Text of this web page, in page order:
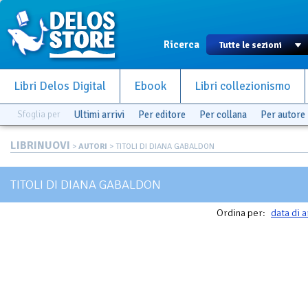
Ricerca
Libri Delos Digital Ebook Libri collezionismo
Sfoglia per Ultimi arrivi Per editore Per collana Per autore
LIBRINUOVI > AUTORI > TITOLI DI DIANA GABALDON
TITOLI DI DIANA GABALDON
Ordina per: data di